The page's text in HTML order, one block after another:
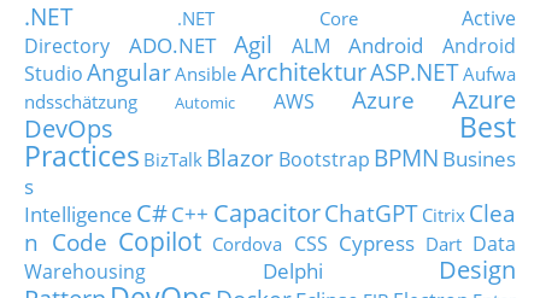
.NET .NET Core
Active
Directory
ADO.NET Agil ALM Android
Android
StudioAngularAnsible ArchitekturASP.NETAufwa
ndsschätzung
Automic AWS Azure
Azure
DevOps
Best
Practices BizTalk Blazor Bootstrap BPMN Busines
s
Intelligence C#C++ CapacitorChatGPT Citrix Clea
n Code Copilot Cordova CSS Cypress Dart Data
Warehousing
Delphi
Design